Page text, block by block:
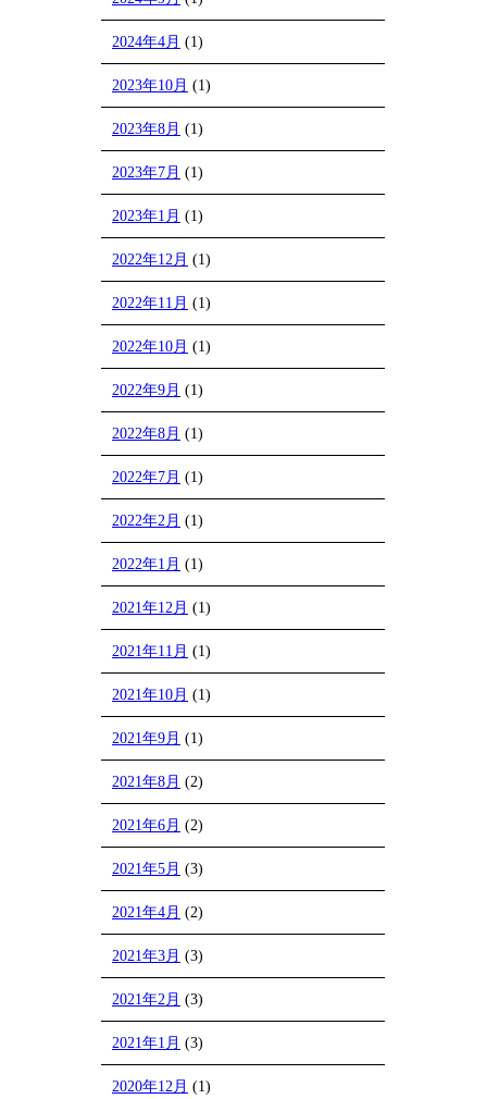
2024年4月 (1)
2023年10月 (1)
2023年8月 (1)
2023年7月 (1)
2023年1月 (1)
2022年12月 (1)
2022年11月 (1)
2022年10月 (1)
2022年9月 (1)
2022年8月 (1)
2022年7月 (1)
2022年2月 (1)
2022年1月 (1)
2021年12月 (1)
2021年11月 (1)
2021年10月 (1)
2021年9月 (1)
2021年8月 (2)
2021年6月 (2)
2021年5月 (3)
2021年4月 (2)
2021年3月 (3)
2021年2月 (3)
2021年1月 (3)
2020年12月 (1)